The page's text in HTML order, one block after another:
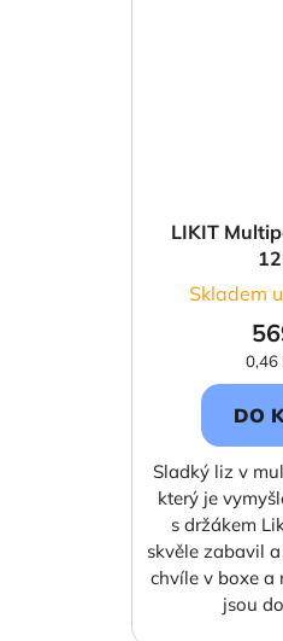
LIKIT
Skladem
cena:
0,46
DO
Sladký liz v
který je
s držákem
skvěle zabavil
chvíle v boxe a
jsou